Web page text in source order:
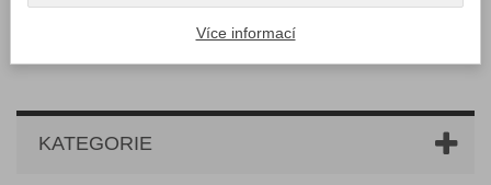
KATEGORIE
Více informací